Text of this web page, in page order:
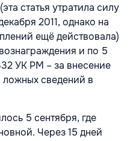
статья утратила силу
2011, однако на
ещё действовала)
и по 5
УК РМ – за внесение
сведений в
5 сентября, где
Через 15 дней